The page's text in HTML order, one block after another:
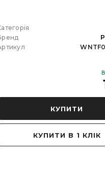
КУПИТИ
КУПИТИ В 1 КЛІК